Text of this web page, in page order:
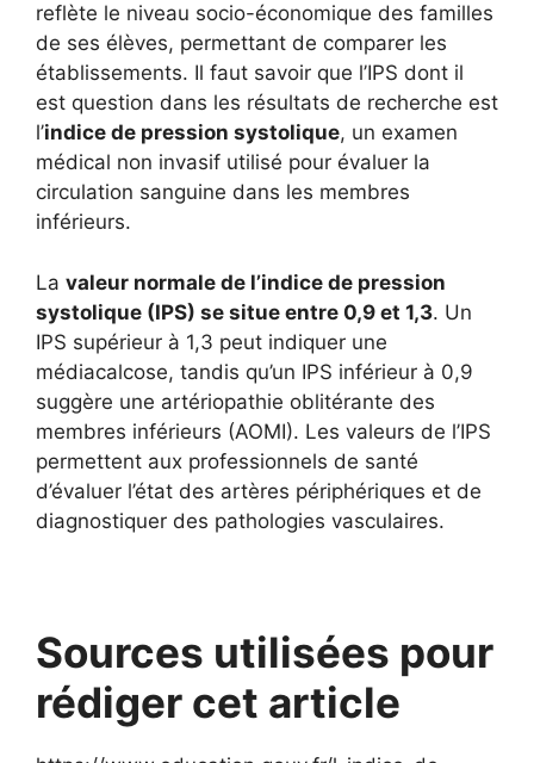
reflète le niveau socio-économique des familles
de ses élèves, permettant de comparer les
établissements. Il faut savoir que l’IPS dont il
est question dans les résultats de recherche est
l’indice de pression systolique, un examen
médical non invasif utilisé pour évaluer la
circulation sanguine dans les membres
inférieurs.
La valeur normale de l’indice de pression
systolique (IPS) se situe entre 0,9 et 1,3. Un
IPS supérieur à 1,3 peut indiquer une
médiacalcose, tandis qu’un IPS inférieur à 0,9
suggère une artériopathie oblitérante des
membres inférieurs (AOMI). Les valeurs de l’IPS
permettent aux professionnels de santé
d’évaluer l’état des artères périphériques et de
diagnostiquer des pathologies vasculaires.
Sources utilisées pour
rédiger cet article